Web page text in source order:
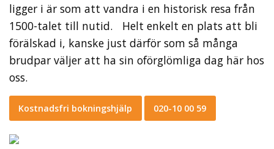
ligger i är som att vandra i en historisk resa från
1500-talet till nutid. Helt enkelt en plats att bli
förälskad i, kanske just därför som så många
brudpar väljer att ha sin oförglömliga dag här hos
oss.
Kostnadsfri bokningshjälp 020-10 00 59